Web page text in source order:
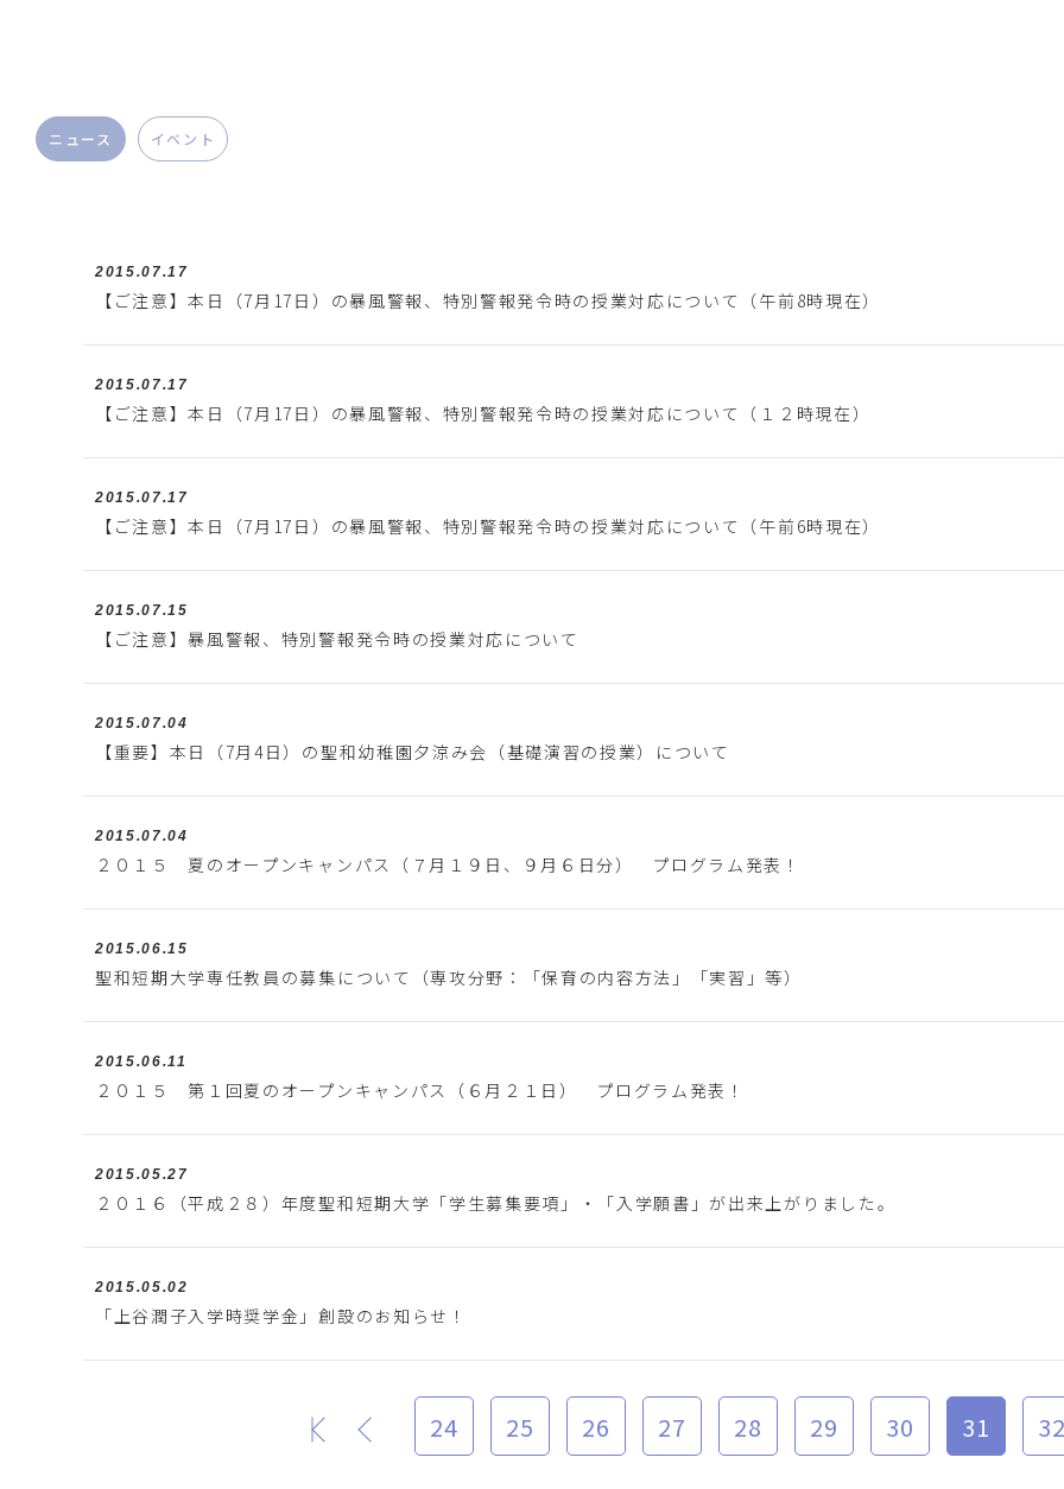
ニュース イベント
2015.07.17
【ご注意】本日（7月17日）の暴風警報、特別警報発令時の授業対応について（午前8時現在）
2015.07.17
【ご注意】本日（7月17日）の暴風警報、特別警報発令時の授業対応について（１２時現在）
2015.07.17
【ご注意】本日（7月17日）の暴風警報、特別警報発令時の授業対応について（午前6時現在）
2015.07.15
【ご注意】暴風警報、特別警報発令時の授業対応について
2015.07.04
【重要】本日（7月4日）の聖和幼稚園夕涼み会（基礎演習の授業）について
2015.07.04
２０１５ 夏のオープンキャンパス（７月１９日、９月６日分） プログラム発表！
2015.06.15
聖和短期大学専任教員の募集について（専攻分野：「保育の内容方法」「実習」等）
2015.06.11
２０１５ 第１回夏のオープンキャンパス（６月２１日） プログラム発表！
2015.05.27
２０１６（平成２８）年度聖和短期大学「学生募集要項」・「入学願書」が出来上がりました。
2015.05.02
「上谷潤子入学時奨学金」創設のお知らせ！
最初 24 25 26 27 28 29 30 31 32